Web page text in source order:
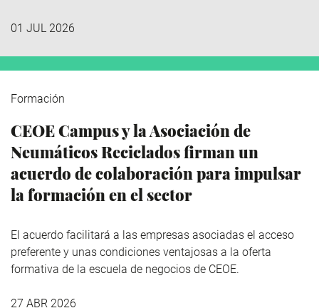
01 JUL 2026
Formación
CEOE Campus y la Asociación de
Neumáticos Reciclados firman un
acuerdo de colaboración para impulsar
la formación en el sector
El acuerdo facilitará a las empresas asociadas el acceso
preferente y unas condiciones ventajosas a la oferta
formativa de la escuela de negocios de CEOE.
27 ABR 2026